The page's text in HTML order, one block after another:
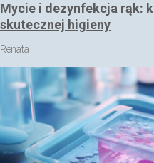
Mycie i dezynfekcja rąk:
skutecznej higieny
Renata